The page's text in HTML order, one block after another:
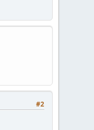
#2